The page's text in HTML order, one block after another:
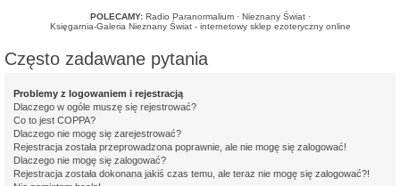
POLECAMY: Radio Paranormalium· Nieznany Świat·
Księgarnia-Galeria Nieznany Świat - internetowy sklep ezoteryczny online
Często zadawane pytania
Problemy z logowaniem i rejestracją
Dlaczego w ogóle muszę się rejestrować?
Co to jest COPPA?
Dlaczego nie mogę się zarejestrować?
Rejestracja została przeprowadzona poprawnie, ale nie mogę się zalogować!
Dlaczego nie mogę się zalogować?
Rejestracja została dokonana jakiś czas temu, ale teraz nie mogę się zalogować?!